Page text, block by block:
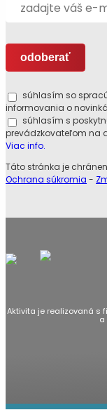
súhlasím so
informovania o
súhlasím s
prevádzkovateľom na
Viac info.
Táto stránka je
Ochrana súkromia -
Aktivita je realizovaná s
a